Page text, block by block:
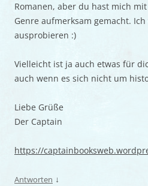
Romanen, aber du hast mich
Genre aufmerksam gemacht.
ausprobieren :)
Vielleicht ist ja auch etwas für
auch wenn es sich nicht um
Liebe Grüße
Der Captain
https://
Antworten ↓